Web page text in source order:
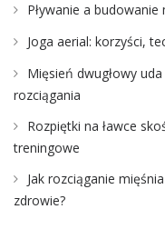
Pływanie a
Joga aerial: korzyści,
Mięsień dwugłowy
rozciągania
Rozpiętki na ławce
treningowe
Jak rozciąganie
zdrowie?